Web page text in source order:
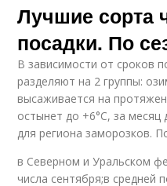
Лучшие сорта
посадки. По
В зависимости от сроков
разделяют на 2 группы:
высаживается на
остынет до +6°С, за месяц
для региона заморозков.
в Северном и Уральском
числа сентября;в средней